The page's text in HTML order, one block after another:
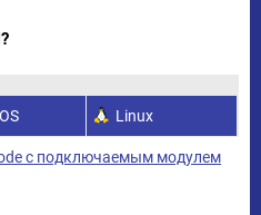
Linux
с подключаемым модулем